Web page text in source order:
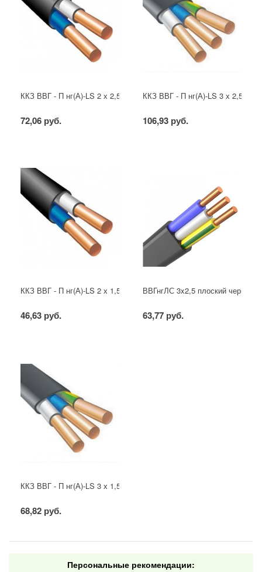
ККЗ ВВГ - П нг(А)-LS 2 х 2,5 ГОСТ
72,06 руб.
ККЗ ВВГ - П нг(А)-LS 3 х 2,5
106,93 руб.
ККЗ ВВГ - П нг(А)-LS 2 х 1,5 ГОСТ
46,63 руб.
ВВГнгЛС 3x2,5 плоский черный
63,77 руб.
ККЗ ВВГ - П нг(А)-LS 3 х 1,5 ГОСТ
68,82 руб.
Персональные рекомендации: